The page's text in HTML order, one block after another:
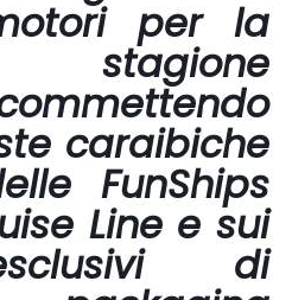
per la
stagione
caraibiche
FunShips
Linee sui
di